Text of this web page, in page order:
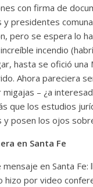
con firma de
presidentes
pero se espera lo
incendio
hasta se ofició
Ahora pareciera
– ¿a
que los estudios
posen los ojos
en Santa Fe
en Santa
hizo por video